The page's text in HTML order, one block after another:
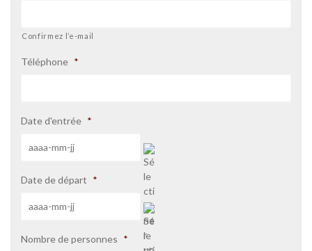
Confirmez l’e-mail
Téléphone *
Date d'entrée *
-Date de départ *
-Nombre de personnes *